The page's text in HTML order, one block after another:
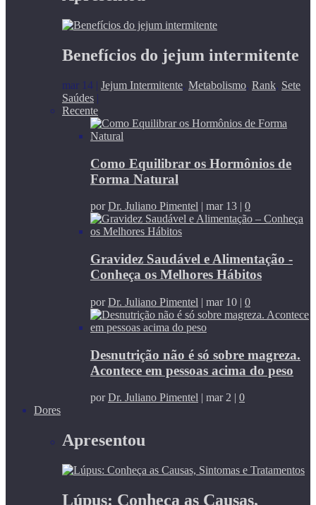
Benefícios do jejum intermitente
mar 14 | Jejum Intermitente, Metabolismo, Rank, Sete
Saúdes |
Recente
Como Equilibrar os Hormônios de
Forma Natural
porDr. Juliano Pimentel | mar 13 | 0
Gravidez Saudável e Alimentação -
Conheça os Melhores Hábitos
porDr. Juliano Pimentel | mar 10 | 0
Desnutrição não é só sobre magreza.
Acontece em pessoas acima do peso
porDr. Juliano Pimentel | mar 2 | 0
Dores
Apresentou
Lúpus: Conheça as Causas,